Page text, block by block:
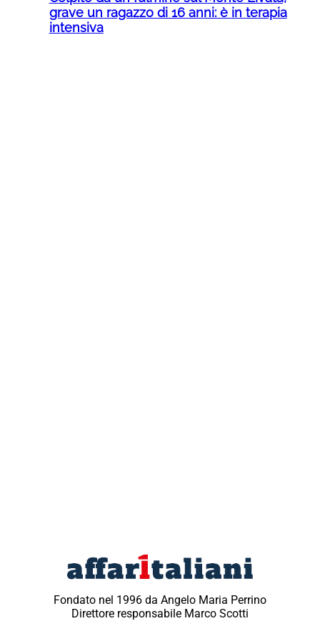
grave un ragazzo di 16 anni: è in terapia
intensiva
Fondato nel 1996 da Angelo Maria Perrino
Direttore responsabile Marco Scotti